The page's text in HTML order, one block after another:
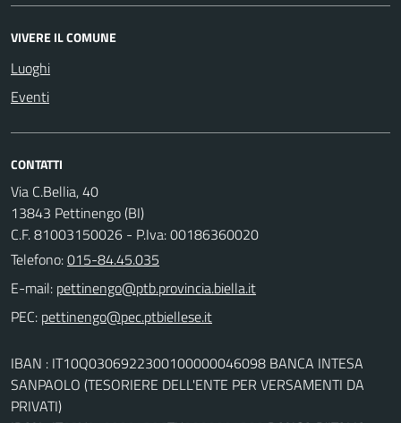
VIVERE IL COMUNE
Luoghi
Eventi
CONTATTI
Via C.Bellia, 40
13843 Pettinengo (BI)
C.F. 81003150026 - P.Iva: 00186360020
Telefono:015-84.45.035
E-mail:
PEC:
IBAN : IT10Q0306922300100000046098 BANCA INTESA
SANPAOLO (TESORIERE DELL'ENTE PER VERSAMENTI DA
PRIVATI)